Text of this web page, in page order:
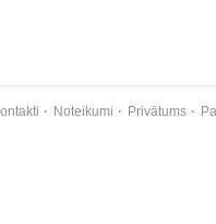
Noteikumi Privātums